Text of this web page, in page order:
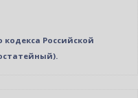
кодекса Российской